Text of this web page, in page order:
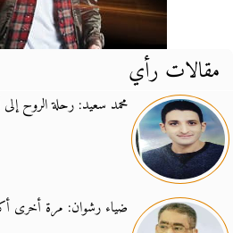
مقالات رأي
محمد سعيد: رحلة الروح إلى
ضياء رشوان: مرة أخرى